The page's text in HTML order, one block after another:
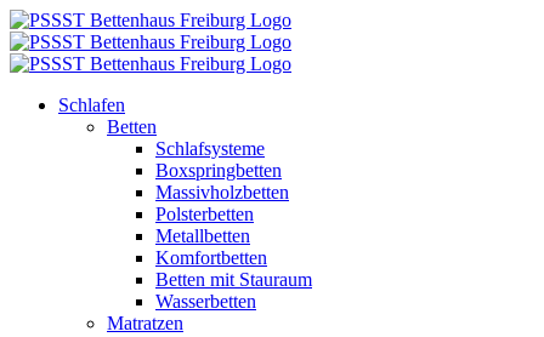
Zum
Inhalt
springen
Schlafen
Betten
Schlafsysteme
Boxspringbetten
Massivholzbetten
Polsterbetten
Metallbetten
Komfortbetten
Betten mit Stauraum
Wasserbetten
Matratzen